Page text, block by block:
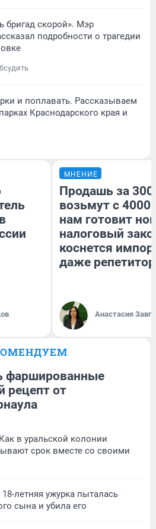
бригад скорой». Мэр
подробности о трагедии
и поплавать. Рассказываем
Краснодарского края и
МНЕНИЕ
Продашь за
возьмут с
нам готовит
налоговый
коснется
даже
Анастасия
фаршированные
рецепт от
в уральской колонии
срок вместе со своими
летняя ужурка пыталась
сына и убила его